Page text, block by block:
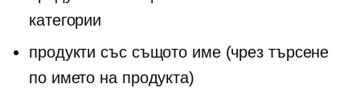
категории
продукти със същото име (чрез търсене
по името на продукта)